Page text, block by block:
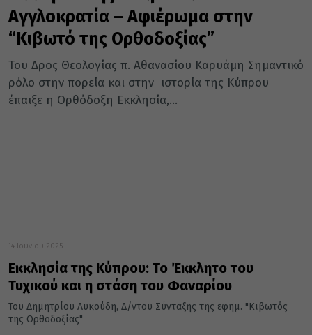
Αγγλοκρατία – Αφιέρωμα στην
“Κιβωτό της Ορθοδοξίας”
Του Δρος Θεολογίας π. Αθανασίου Καρυάμη Σημαντικό
ρόλο στην πορεία και στην ιστορία της Κύπρου
έπαιξε η Ορθόδοξη Εκκλησία,...
14 Ιουνίου 2025
Εκκλησία της Κύπρου: Το Έκκλητο του
Τυχικού και η στάση του Φαναρίου
Του Δημητρίου Λυκούδη, Δ/ντου Σύνταξης της εφημ. "Κιβωτός
της Ορθοδοξίας"